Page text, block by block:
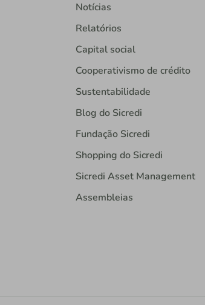
Notícias
Relatórios
Capital social
Cooperativismo de crédito
Sustentabilidade
Blog do Sicredi
Fundação Sicredi
Shopping do Sicredi
Sicredi Asset Management
Assembleias